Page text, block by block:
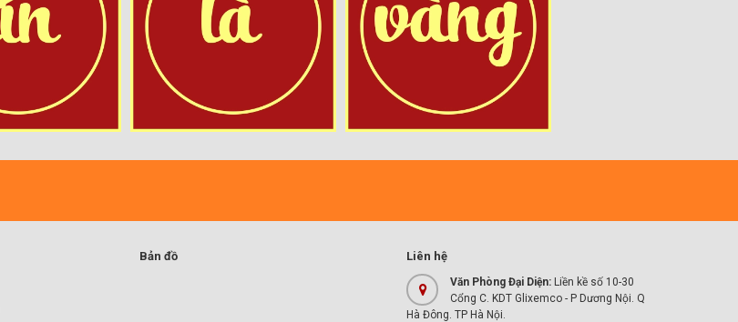
Bản đồ Liên hệ
Văn Phòng Đại Diện: Liền kề số 10-30
Cổng C. KDT Glixemco - P Dương Nội. Q
Hà Đông. TP Hà Nội.